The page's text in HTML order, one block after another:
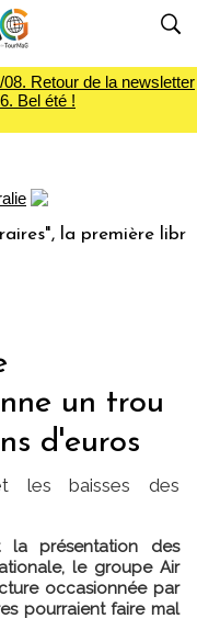
Retour de la newsletter
Bel été !
la première librairie
un trou
d'euros
les baisses des
la présentation des
le groupe Air
occasionnée par
pourraient faire mal